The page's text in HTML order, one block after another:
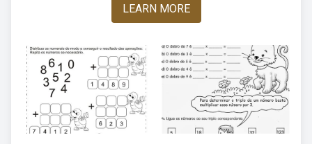
LEARN MORE